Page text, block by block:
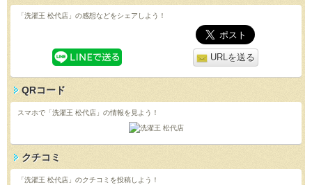
「洗濯王 松代店」の感想などをシェアしよう！
URLを送る
QRコード
スマホで「洗濯王 松代店」の情報を見よう！
クチコミ
「洗濯王 松代店」のクチコミを投稿しよう！